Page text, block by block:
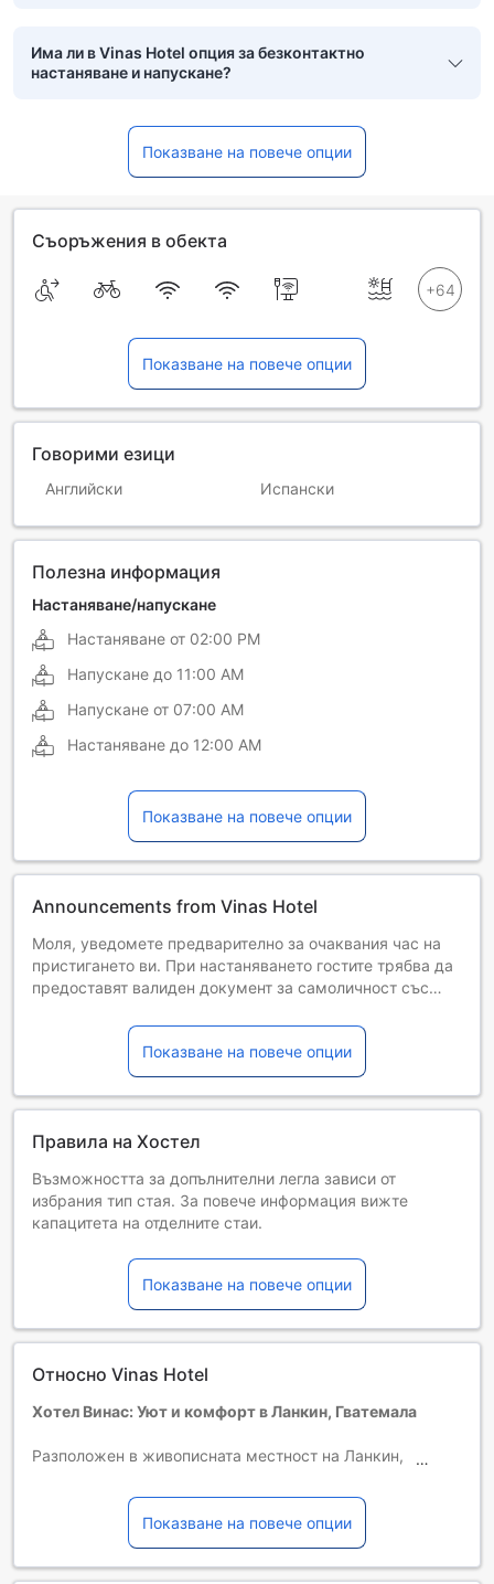
Има ли в Vinas Hotel опция за безконтактно
настаняване и напускане?
Показване на повече опции
Съоръжения в обекта
Показване на повече опции
Говорими езици
Английски Испански
Полезна информация
Настаняване/напускане
Настаняване от 02:00 PM
Напускане до 11:00 AM
Напускане от 07:00 AM
Настаняване до 12:00 AM
Показване на повече опции
Announcements from Vinas Hotel
Моля, уведомете предварително за очаквания час на
пристигането ви. При настаняването гостите трябва да
предоставят валиден документ за самоличност със
посредством банков трансфер преди пристигане.
Мястото за настаняване ще се свърже с вас, след като
направите резервация, за да ви предостави
допълнителна информация.
Показване на повече опции
Правила на Хостел
Възможността за допълнителни легла зависи от
избрания тип стая. За повече информация вижте
капацитета на отделните стаи.
прилагат различни условия и допълнителни плащания.
Показване на повече опции
Относно Vinas Hotel
Хотел Винас: Уют и комфорт в Ланкин, Гватемала
Разположен в живописната местност на Ланкин,
преживяване за всички свои гости. Със своето
стратегическо местоположение, хотелът е идеален за
тези, които искат да се насладят на красотата на
природата и да изследват местните забележителности.
Показване на повече опции